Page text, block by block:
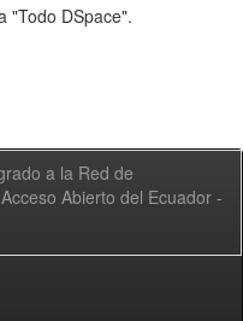
"Todo DSpace".
a la Red de
Abierto del Ecuador -